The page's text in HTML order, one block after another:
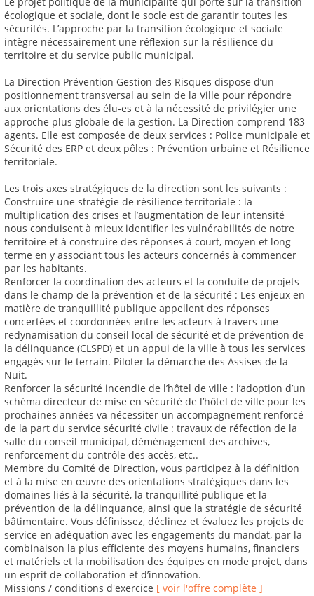
écologique et sociale, dont le socle est de garantir toutes les
sécurités. L’approche par la transition écologique et sociale
intègre nécessairement une réflexion sur la résilience du
territoire et du service public municipal.
La Direction Prévention Gestion des Risques dispose d’un
positionnement transversal au sein de la Ville pour répondre
aux orientations des élu-es et à la nécessité de privilégier une
approche plus globale de la gestion. La Direction comprend 183
agents. Elle est composée de deux services : Police municipale et
Sécurité des ERP et deux pôles : Prévention urbaine et Résilience
territoriale.
Les trois axes stratégiques de la direction sont les suivants :
Construire une stratégie de résilience territoriale : la
multiplication des crises et l’augmentation de leur intensité
nous conduisent à mieux identifier les vulnérabilités de notre
territoire et à construire des réponses à court, moyen et long
terme en y associant tous les acteurs concernés à commencer
par les habitants.
Renforcer la coordination des acteurs et la conduite de projets
dans le champ de la prévention et de la sécurité : Les enjeux en
matière de tranquillité publique appellent des réponses
concertées et coordonnées entre les acteurs à travers une
redynamisation du conseil local de sécurité et de prévention de
la délinquance (CLSPD) et un appui de la ville à tous les services
engagés sur le terrain. Piloter la démarche des Assises de la
Nuit.
Renforcer la sécurité incendie de l’hôtel de ville : l’adoption d’un
schéma directeur de mise en sécurité de l’hôtel de ville pour les
prochaines années va nécessiter un accompagnement renforcé
de la part du service sécurité civile : travaux de réfection de la
salle du conseil municipal, déménagement des archives,
renforcement du contrôle des accès, etc..
Membre du Comité de Direction, vous participez à la définition
et à la mise en œuvre des orientations stratégiques dans les
domaines liés à la sécurité, la tranquillité publique et la
prévention de la délinquance, ainsi que la stratégie de sécurité
bâtimentaire. Vous définissez, déclinez et évaluez les projets de
service en adéquation avec les engagements du mandat, par la
combinaison la plus efficiente des moyens humains, financiers
et matériels et la mobilisation des équipes en mode projet, dans
un esprit de collaboration et d’innovation.
Missions / conditions d'exercice [ voir l'offre complète ]